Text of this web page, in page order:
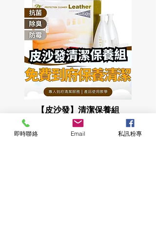
【皮沙發】清潔保養組
即時聯絡 Email 私訊粉專